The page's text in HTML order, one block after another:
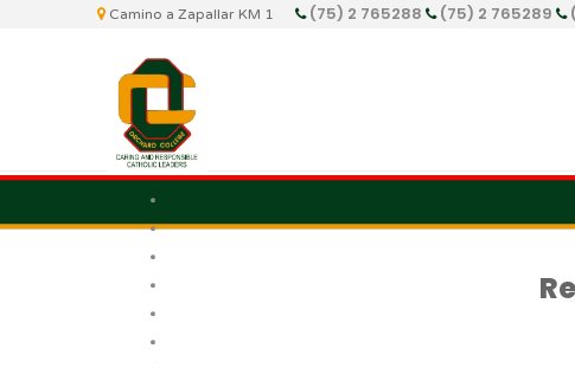
Camino a Zapallar KM 1 (75) 2 765288 (75) 2 765289